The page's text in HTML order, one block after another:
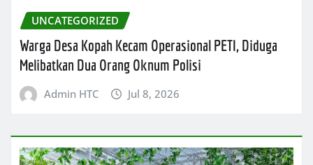
UNCATEGORIZED
Warga Desa Kopah Kecam Operasional PETI, Diduga
Melibatkan Dua Orang Oknum Polisi
Admin HTC Jul 8, 2026